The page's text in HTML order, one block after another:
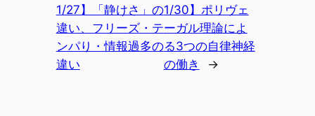
1/27】「静けさ」の
違い、フリーズ・テ
ンパり・情報過多の
違い
1/30】ポリヴェ
ーガル理論によ
る3つの自律神経
の働き
→